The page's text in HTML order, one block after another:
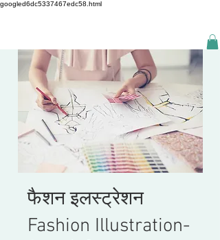
googled6dc5337467edc58.html
फैशन इलस्ट्रेशन
Fashion Illustration-